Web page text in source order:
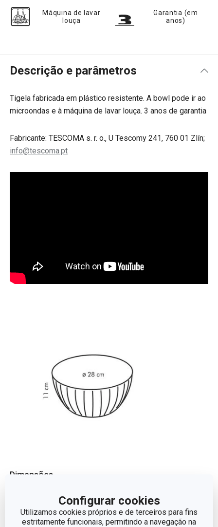
Configurar cookies
Utilizamos cookies próprios e de terceiros para fins
estritamente funcionais, permitindo a navegação na
Máquina de lavar
louça
Garantia (em
anos)
Descrição e parâmetros
Tigela fabricada em plástico resistente. A bowl pode ir ao
microondas e à máquina de lavar louça. 3 anos de garantia
Fabricante: TESCOMA s. r. o., U Tescomy 241, 760 01 Zlín;
info@tescoma.pt
Dimensões
ALTURA (CM)